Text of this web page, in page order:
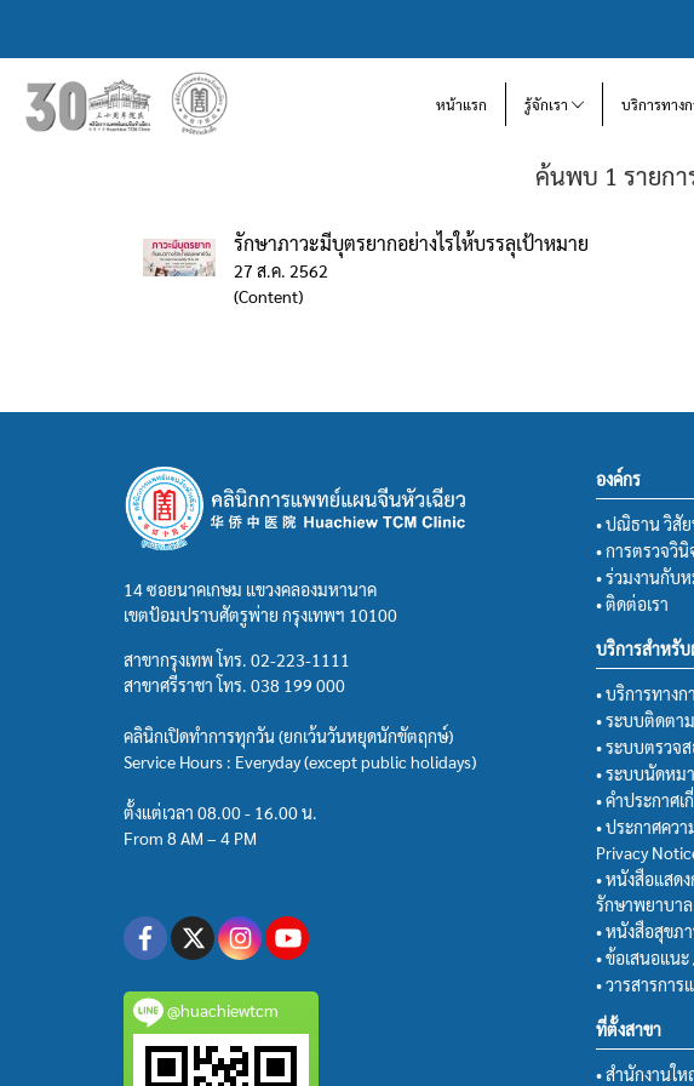
หน้าแรก รู้จักเรา บริการทา
ค้นพบ 1 รายก
รักษาภาวะมีบุตรยากอย่างไรให้บรรลุเป้าหมาย
27 ส.ค. 2562
(Content)
14 ซอยนาคเกษม แขวงคลองมหานาค
เขตป้อมปราบศัตรูพ่าย กรุงเทพฯ 10100
สาขากรุงเทพ โทร. 02-223-1111
สาขาศรีราชา โทร. 038 199 000
คลินิกเปิดทำการทุกวัน (ยกเว้นวันหยุดนักขัตฤกษ์)
Service Hours : Everyday (except public holidays)
ตั้งแต่เวลา 08.00 - 16.00 น.
From 8 AM – 4 PM
@huachiewtcm
องค์กร
• ปณิธาน วิสั
• การตรวจวิ
• ร่วมงานกับ
• ติดต่อเรา
บริการสำหรั
• บริการทาง
• ระบบติดตา
• ระบบตรวจ
• ระบบนัดหม
• คำประกาศ
• ประกาศคว
Privacy
• หนังสือแสด
รักษาพยาบา
• หนังสือสุขภ
• ข้อเสนอแน
• วารสารกา
ที่ตั้งสาขา
• สำนักงานใ